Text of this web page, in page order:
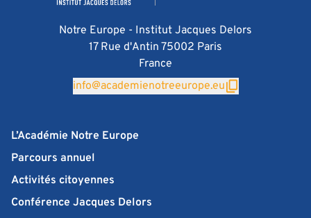
Notre Europe - Institut Jacques Delors
17 Rue d'Antin 75002 Paris
France
info@academienotreeurope.eu
L’Académie Notre Europe
Parcours annuel
Activités citoyennes
Conférence Jacques Delors